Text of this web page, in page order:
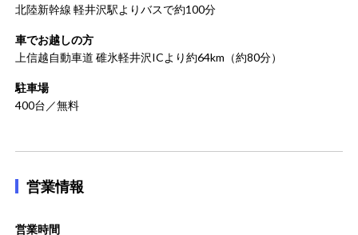
北陸新幹線 軽井沢駅よりバスで約100分
車でお越しの方
上信越自動車道 碓氷軽井沢ICより約64km（約80分）
駐車場
400台／無料
営業情報
営業時間